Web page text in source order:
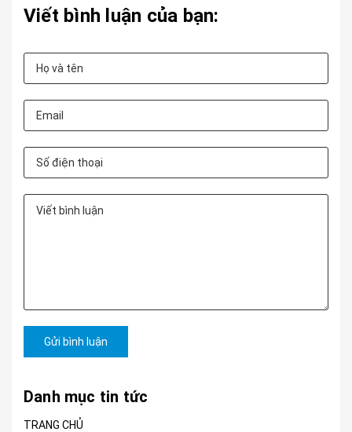
Viết bình luận của bạn:
Gửi bình luận
Danh mục tin tức
TRANG CHỦ